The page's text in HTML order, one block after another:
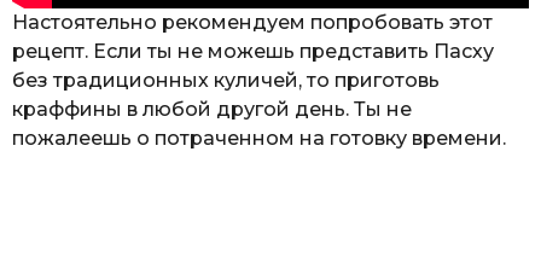
Настоятельно рекомендуем попробовать этот
рецепт. Если ты не можешь представить Пасху
без традиционных куличей, то приготовь
краффины в любой другой день. Ты не
пожалеешь о потраченном на готовку времени.